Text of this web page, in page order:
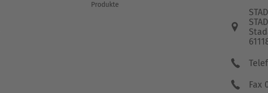
Produkte
Fax